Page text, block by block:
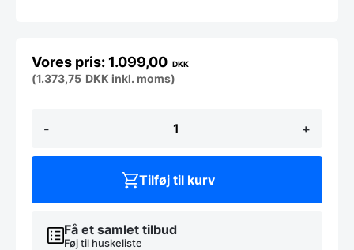
-
spisebordsstol
Sort
antal
+
1.099,00 DKK
(1.373,75 DKK inkl. moms)
Få et samlet tilbud
Føj til huskeliste
Tilføj til kurv